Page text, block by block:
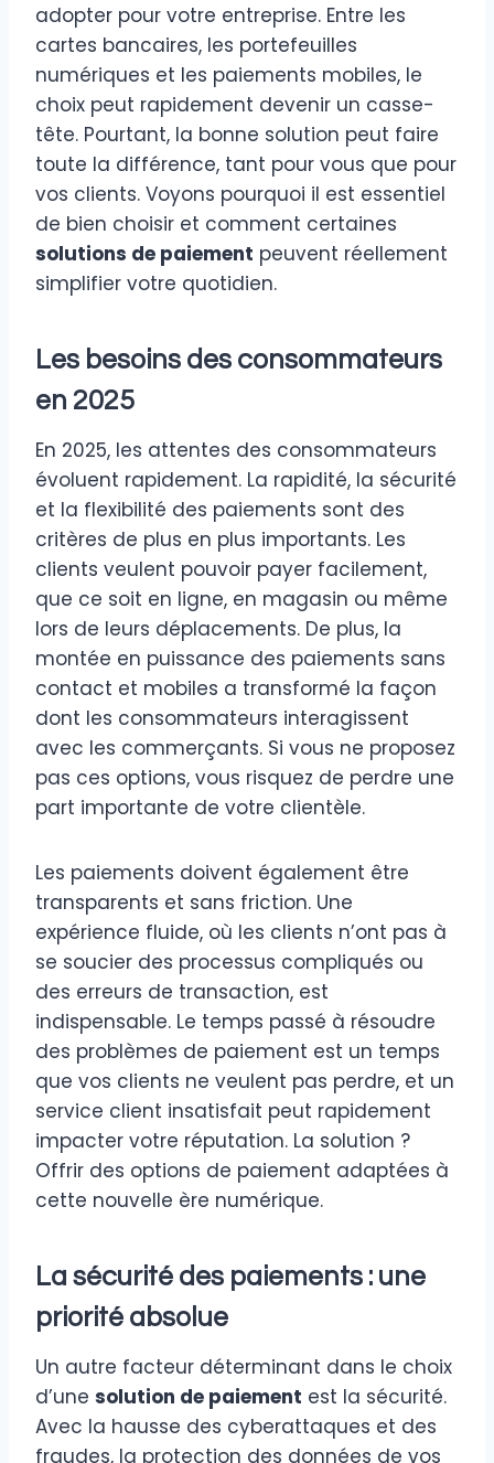
adopter pour votre entreprise. Entre les
cartes bancaires, les portefeuilles
numériques et les paiements mobiles, le
choix peut rapidement devenir un casse-
tête. Pourtant, la bonne solution peut faire
toute la différence, tant pour vous que pour
vos clients. Voyons pourquoi il est essentiel
de bien choisir et comment certaines
solutions de paiement peuvent réellement
simplifier votre quotidien.
Les besoins des consommateurs
en 2025
En 2025, les attentes des consommateurs
évoluent rapidement. La rapidité, la sécurité
et la flexibilité des paiements sont des
critères de plus en plus importants. Les
clients veulent pouvoir payer facilement,
que ce soit en ligne, en magasin ou même
lors de leurs déplacements. De plus, la
montée en puissance des paiements sans
contact et mobiles a transformé la façon
dont les consommateurs interagissent
avec les commerçants. Si vous ne proposez
pas ces options, vous risquez de perdre une
part importante de votre clientèle.
Les paiements doivent également être
transparents et sans friction. Une
expérience fluide, où les clients n’ont pas à
se soucier des processus compliqués ou
des erreurs de transaction, est
indispensable. Le temps passé à résoudre
des problèmes de paiement est un temps
que vos clients ne veulent pas perdre, et un
service client insatisfait peut rapidement
impacter votre réputation. La solution ?
Offrir des options de paiement adaptées à
cette nouvelle ère numérique.
La sécurité des paiements : une
priorité absolue
Un autre facteur déterminant dans le choix
d’une solution de paiement est la sécurité.
Avec la hausse des cyberattaques et des
fraudes, la protection des données de vos